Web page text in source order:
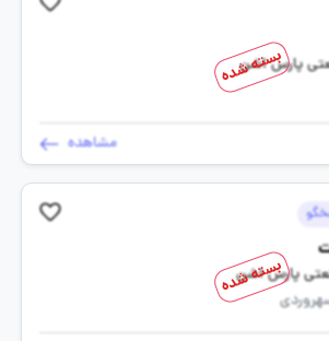
پارس اشن
مشاهده
بسته شده
پارس اشن
بسته شده